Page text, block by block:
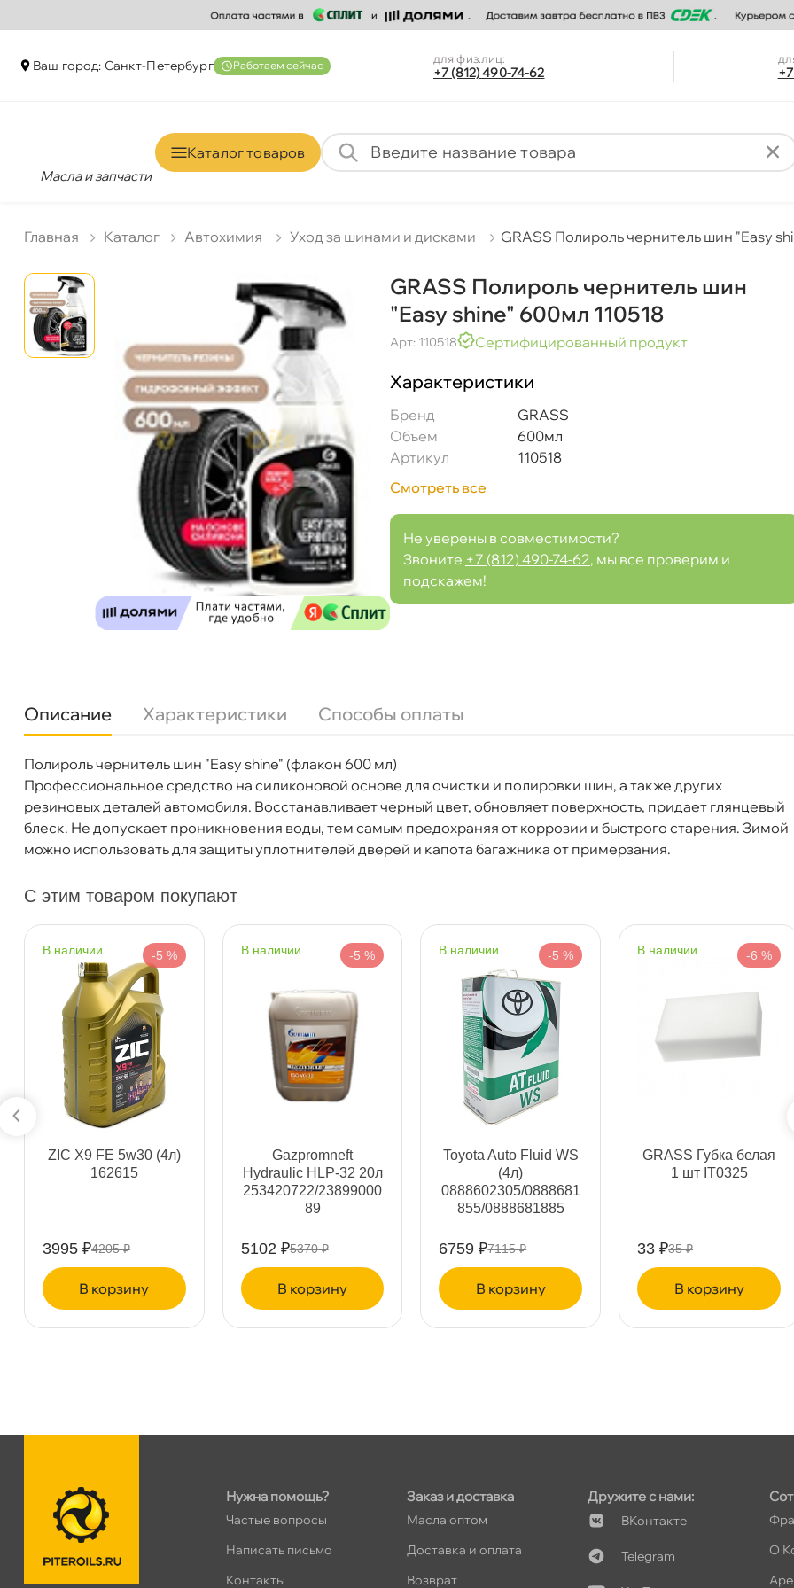
аш город: Санкт-Петербур Работаем сейчас для физ.лиц:
+7 (812) 490-74-62
Масла и запчасти
Каталог товаро
Главная Катало Автохимия Уход за шинами и дисками GRASS Полироль чернитель шин "Easy
GRASS Полироль чернитель шин
"Easy shine" 600мл 110518
Арт: 110518 Сертифицированный продукт
Характеристики
Бренд
GRASS
Объем
600мл
Артикул
110518
Смотреть все
Не уверены в совместимости?
Звоните +7 (812) 490-74-62, мы все проверим и
подскажем!
Описание Характеристики Способы оплаты
Полироль чернитель шин "Easy shine" (флакон 600 мл)
Профессиональное средство на силиконовой основе для очистки и полировки шин, а также других
резиновых деталей автомобиля. Восстанавливает черный цвет, обновляет поверхность, придает глянцевый
леск. Не допускает проникновения воды, тем самым предохраняя от коррозии и быстрого старения. Зимой
можно использовать для защиты уплотнителей дверей и капота багажника от примерзания.
Бренд
GRASS
Объем
600мл
Артикул
110518
С этим товаром покупают
наличии -5 %
ZIC X9 FE 5w30 (4л)
162615
3995 ₽4205 ₽
корзину
наличии -5 %
Gazpromneft
Hydraulic HLP-32 20л
253420722/23899000
89
5102 ₽5370 ₽
корзину
наличии -5 %
Toyota Auto Fluid WS
(4л)
0888602305/0888681
855/0888681885
6759 ₽7115 ₽
корзину
наличии -6 %
GRASS Губка белая
1 шт IT0325
33 ₽35 ₽
корзину
GRASS Полироль чернитель шин "Easy shine" 600мл 110518
Бесплатная Завтра, 06.08 (при заказе от 2000₽) Срочная за 2 ч – 399 ₽
ул. Салова, д. 30
0 шт
09.30 - 19.00
10.00 - 19.00
Сегодня, бесплатно
Богатырский пр. 12
Пн–Вс10:00 – 21:00
Сегодня, бесплатно
н. Обводного канала 115
Сегодня, бесплатно
Сегодня, бесплатно
Ленинский пр. 92 к.1
0 шт
ПН–ВС10:00 – 21:00
Таллинское ш. 159 (Лента)
ПН–ВС
Нужна помощь?
Частые вопросы
Написать письмо
Контакты
Заказ и доставка
Масла оптом
Доставка и оплата
озврат
Дружите с нами:
Контакте
Telegram
О